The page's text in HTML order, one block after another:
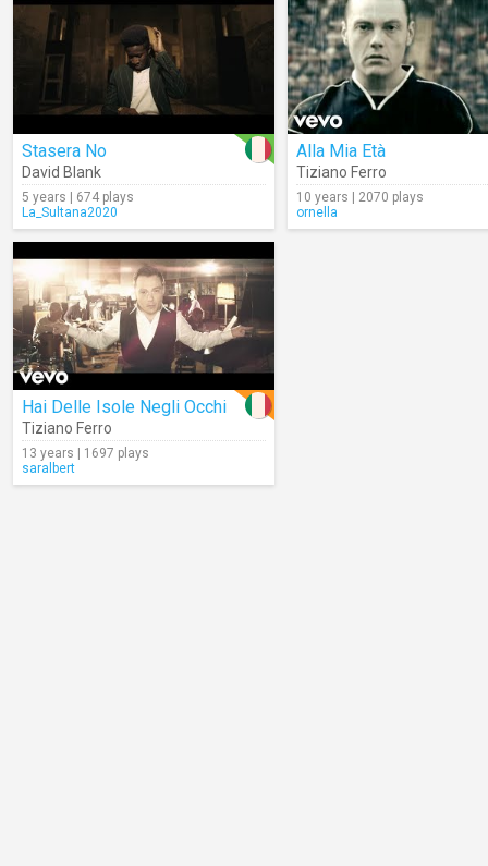
Stasera No
David Blank
5 years | 674 plays
La_Sultana2020
Alla Mia Età
Tiziano Ferro
10 years | 2070 plays
ornella
Hai Delle Isole Negli Occhi
Tiziano Ferro
13 years | 1697 plays
saralbert